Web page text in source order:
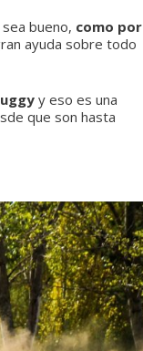
bueno, como por
ayuda sobre todo
y eso es una
que son hasta